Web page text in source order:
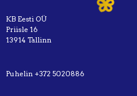
KB Eesti OÜ
Priisle 16
13914 Tallinn
Puhelin +372 5020886